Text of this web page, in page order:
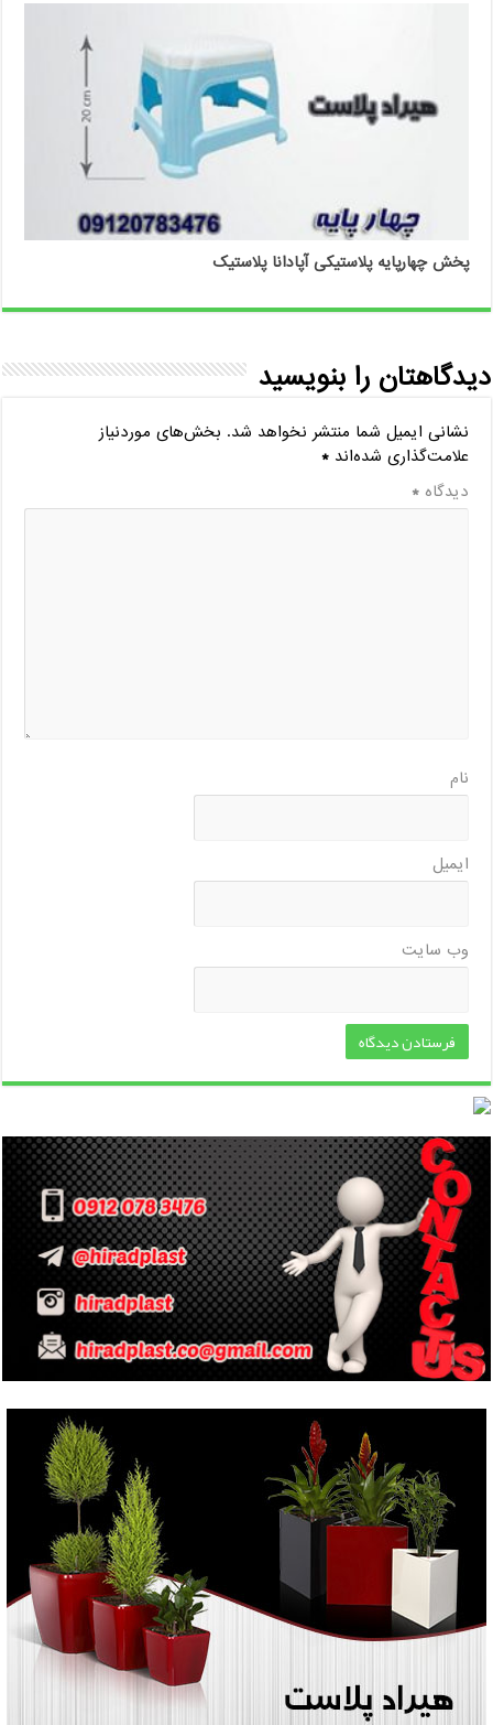
پخش چهارپایه پلاستیکی آپادانا پلاستیک
دیدگاهتان را بنویسید
نشانی ایمیل شما منتشر نخواهد شد. بخش‌های موردنیاز
علامت‌گذاری شده‌اند*
دیدگاه*
نام
ایمیل
وب‌ سایت